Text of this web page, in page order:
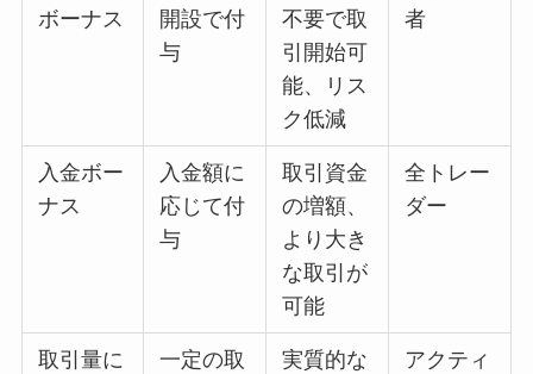
ボーナス
開設で付
与
不要で取
引開始可
能、リス
ク低減
者
入金ボー
ナス
入金額に
応じて付
与
取引資金
の増額、
より大き
な取引が
可能
全トレー
ダー
取引量に
一定の取
実質的な
アクティ